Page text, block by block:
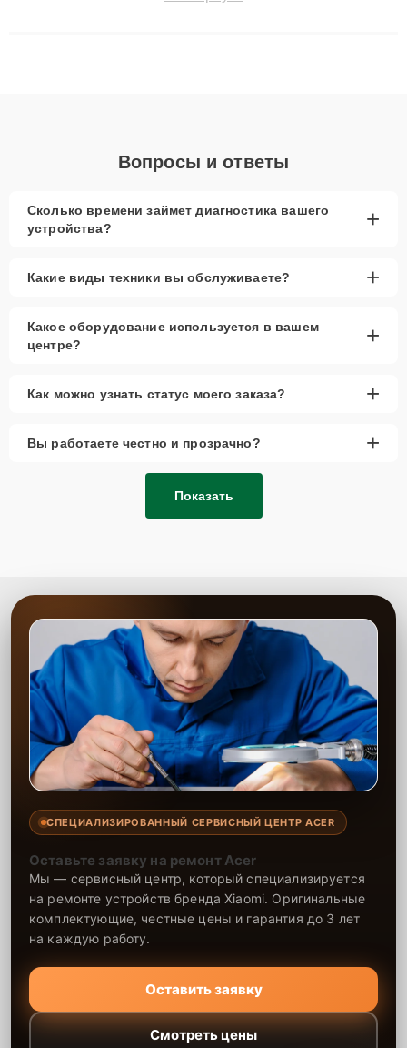
Вопросы и ответы
Сколько времени займет диагностика вашего
устройства?
+
Какие виды техники вы обслуживаете? +
Какое оборудование используется в вашем
центре?
+
Как можно узнать статус моего заказа? +
Вы работаете честно и прозрачно? +
Показать
СПЕЦИАЛИЗИРОВАННЫЙ СЕРВИСНЫЙ ЦЕНТР ACER
Оставьте заявку на ремонт Acer
Мы — сервисный центр, который специализируется
на ремонте устройств бренда Xiaomi. Оригинальные
комплектующие, честные цены и гарантия до 3 лет
на каждую работу.
Оставить заявку
Смотреть цены